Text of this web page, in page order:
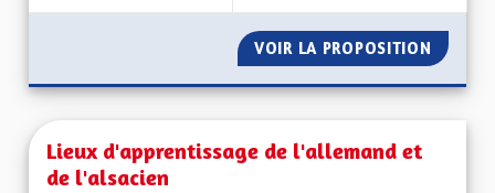
VOIR LA PROPOSITION
Lieux d'apprentissage de l'allemand et
de l'alsacien